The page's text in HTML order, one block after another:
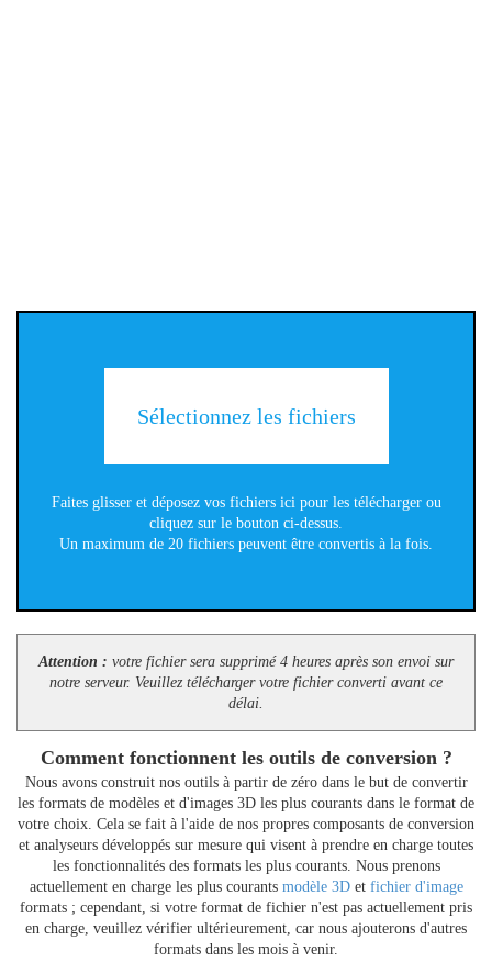
Sélectionnez les fichiers
Faites glisser et déposez vos fichiers ici pour les télécharger ou
cliquez sur le bouton ci-dessus.
Un maximum de 20 fichiers peuvent être convertis à la fois.
Attention : votre fichier sera supprimé 4 heures après son envoi sur
notre serveur. Veuillez télécharger votre fichier converti avant ce
délai.
Comment fonctionnent les outils de conversion ?
Nous avons construit nos outils à partir de zéro dans le but de convertir
les formats de modèles et d'images 3D les plus courants dans le format de
votre choix. Cela se fait à l'aide de nos propres composants de conversion
et analyseurs développés sur mesure qui visent à prendre en charge toutes
les fonctionnalités des formats les plus courants. Nous prenons
actuellement en charge les plus courants modèle 3Det fichier d'image
formats ; cependant, si votre format de fichier n'est pas actuellement pris
en charge, veuillez vérifier ultérieurement, car nous ajouterons d'autres
formats dans les mois à venir.